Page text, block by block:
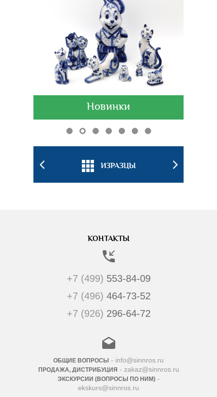
Новинки
ИЗРАЗЦЫ
КОНТАКТЫ
+7 (499) 553-84-09
+7 (496) 464-73-52
+7 (926) 296-64-72
ОБЩИЕ ВОПРОСЫ - info@sinnros.ru
ПРОДАЖА, ДИСТРИБУЦИЯ - zakaz@sinnros.ru
ЭКСКУРСИИ (ВОПРОСЫ ПО НИМ)-
ekskurs@sinnros.ru